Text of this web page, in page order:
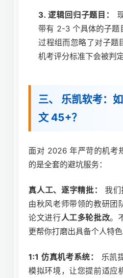
3. 逻辑回归子题目：
带有 2-3 个具体的子题
过程组而忽略了对子题
机考评分标准下会被判定
三、 乐凯软考：
文 45+？
面对 2026 年严苛的机考
的是全套的避坑服务：
真人工、逐字精批：
我
由秋风老师带领的教研团
论文进行人工多轮批改。
更帮你打磨出具备个人特色
1:1 仿真机考系统：
乐凯
模拟环境，让您提前适应